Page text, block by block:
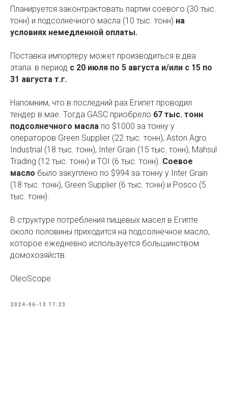
Планируется законтрактовать партии соевого (30 тыс.
тонн) и подсолнечного масла (10 тыс. тонн) на
условиях немедленной оплаты.
Поставка импортеру может производиться в два
этапа: в период с 20 июля по 5 августа и/или с 15 по
31 августа т.г.
Напомним, что в последний раз Египет проводил
тендер в мае. Тогда GASC приобрело 67 тыс. тонн
подсолнечного масла по $1000 за тонну у
операторов Green Supplier (22 тыс. тонн), Aston Agro
Industrial (18 тыс. тонн), Inter Grain (15 тыс. тонн), Mahsul
Trading (12 тыс. тонн) и TOI (6 тыс. тонн). Соевое
масло было закуплено по $994 за тонну у Inter Grain
(18 тыс. тонн), Green Supplier (6 тыс. тонн) и Posco (5
тыс. тонн).
В структуре потребления пищевых масел в Египте
около половины приходится на подсолнечное масло,
которое ежедневно используется большинством
домохозяйств.
OleoScope
2024-06-13 17:23